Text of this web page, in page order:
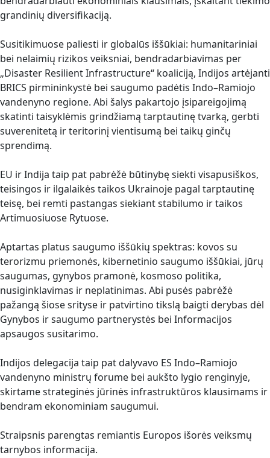
grandinių diversifikaciją.
Susitikimuose paliesti ir globalūs iššūkiai: humanitariniai
bei nelaimių rizikos veiksniai, bendradarbiavimas per
„Disaster Resilient Infrastructure“ koaliciją, Indijos artėjanti
BRICS pirmininkystė bei saugumo padėtis Indo–Ramiojo
vandenyno regione. Abi šalys pakartojo įsipareigojimą
skatinti taisyklėmis grindžiamą tarptautinę tvarką, gerbti
suverenitetą ir teritorinį vientisumą bei taikų ginčų
sprendimą.
EU ir Indija taip pat pabrėžė būtinybę siekti visapusiškos,
teisingos ir ilgalaikės taikos Ukrainoje pagal tarptautinę
teisę, bei remti pastangas siekiant stabilumo ir taikos
Artimuosiuose Rytuose.
Aptartas platus saugumo iššūkių spektras: kovos su
terorizmu priemonės, kibernetinio saugumo iššūkiai, jūrų
saugumas, gynybos pramonė, kosmoso politika,
nusiginklavimas ir neplatinimas. Abi pusės pabrėžė
pažangą šiose srityse ir patvirtino tikslą baigti derybas dėl
Gynybos ir saugumo partnerystės bei Informacijos
apsaugos susitarimo.
Indijos delegacija taip pat dalyvavo ES Indo–Ramiojo
vandenyno ministrų forume bei aukšto lygio renginyje,
skirtame strateginės jūrinės infrastruktūros klausimams ir
bendram ekonominiam saugumui.
Straipsnis parengtas remiantis Europos išorės veiksmų
tarnybos informacija.